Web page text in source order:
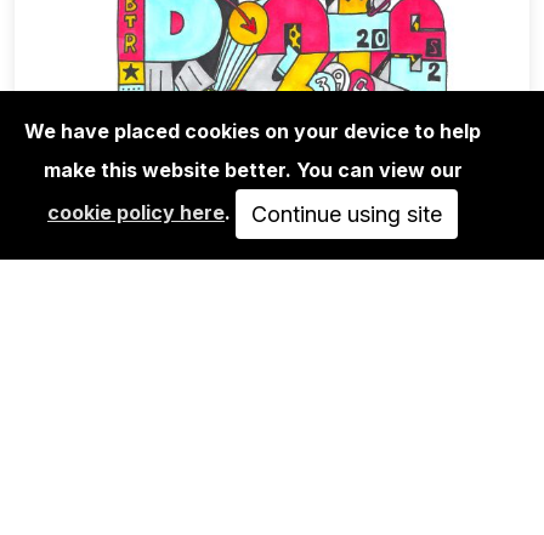
RIOT1394 - UNTITLED
We have placed cookies on your device to help
make this website better. You can view our
cookie policy here. Continue using site